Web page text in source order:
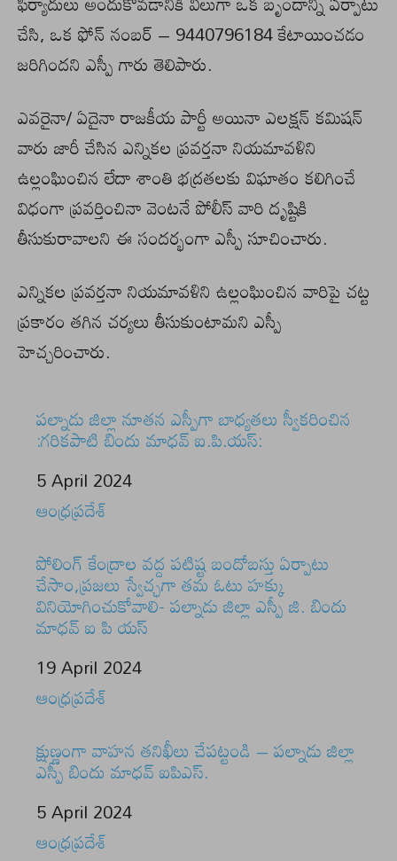
చేసి, ఒక ఫోన్ నంబర్ – 9440796184 కేటాయించడం
జరిగిందని ఎస్పీ గారు తెలిపారు.
ఎవరైనా/ ఏదైనా రాజకీయ పార్టీ అయినా ఎలక్షన్ కమిషన్
వారు జారీ చేసిన ఎన్నికల ప్రవర్తనా నియమావళిని
ఉల్లంఘించిన లేదా శాంతి భద్రతలకు విఘాతం కలిగించే
విధంగా ప్రవర్తించినా వెంటనే పోలీస్ వారి దృష్టికి
తీసుకురావాలని ఈ సందర్భంగా ఎస్పీ సూచించారు.
ఎన్నికల ప్రవర్తనా నియమావళిని ఉల్లంఘించిన వారిపై చట్ట
ప్రకారం తగిన చర్యలు తీసుకుంటామని ఎస్పీ
హెచ్చరించారు.
పల్నాడు జిల్లా నూతన ఎస్పీగా బాధ్యతలు స్వీకరించిన
:గరికపాటి బిందు మాధవ్ ఐ.పి.యస్:
Date
5 April 2024
In relation to
ఆంధ్రప్రదేశ్
పోలింగ్ కేంద్రాల వద్ద పటిష్ట బందోబస్తు ఏర్పాటు
చేసాం,ప్రజలు స్వేచ్ఛగా తమ ఓటు హక్కు
వినియోగించుకోవాలి- పల్నాడు జిల్లా ఎస్పీ జి. బిందు
మాధవ్ ఐ పి యస్
Date
19 April 2024
In relation to
ఆంధ్రప్రదేశ్
క్షుణ్ణంగా వాహన తనిఖీలు చేపట్టండి – పల్నాడు జిల్లా
ఎస్పీ బిందు మాధవ్ ఐపిఎస్.
Date
5 April 2024
In relation to
ఆంధ్రప్రదేశ్